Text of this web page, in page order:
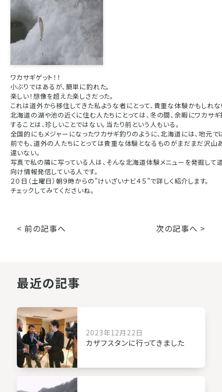
ワカサギゲット！！
小ぶりではあるが、簡単に釣れた。
楽しい！想像を超えた楽しさだった。
これは道外から移住してきた私ような者にとって、貴重な体験かもしれな
北海道の湖や池の近くに住む人たちにとっては、 冬の間、余暇にワカサ
することは、珍しいことではない。当たり前という人もいる。
全国的にもメジャーになったワカサギ釣りのように、北海道には、地元で
前でも、 道外の人たちにとっては貴重な体験となるものがまだまだ沢山
違いない。
写真で私の隣に写っている人は、そんな北海道体験メニューを発掘して
向け情報発信している人です。
２０日（土曜日）朝９時からの"けいざいナビ４５"で詳しく紹介します。
チェックしてみてくださいね。
< 前の記事へ 次の記事へ >
最近の記事
2023年12月22日
カザフスタンに行ってきました